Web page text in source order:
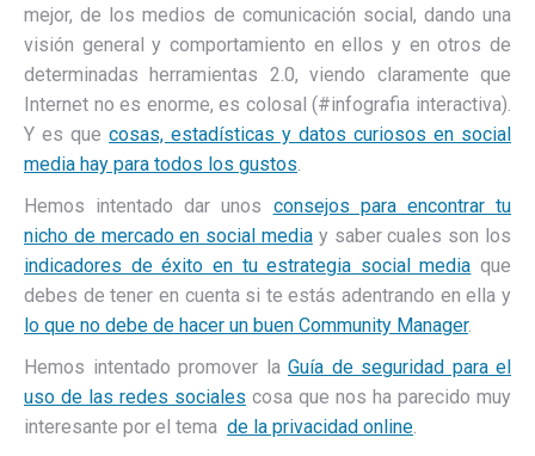
mejor, de los medios de comunicación social, dando una
visión general y comportamiento en ellos y en otros de
determinadas herramientas 2.0, viendo claramente que
Internet no es enorme, es colosal (#infografia interactiva).
Y es que cosas, estadísticas y datos curiosos en social
media hay para todos los gustos.
Hemos intentado dar unos consejos para encontrar tu
nicho de mercado en social media y saber cuales son los
indicadores de éxito en tu estrategia social media que
debes de tener en cuenta si te estás adentrando en ella y
lo que no debe de hacer un buen Community Manager.
Hemos intentado promover la Guía de seguridad para el
uso de las redes sociales cosa que nos ha parecido muy
interesante por el tema de la privacidad online.